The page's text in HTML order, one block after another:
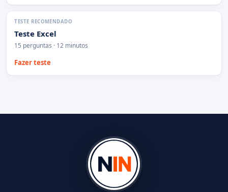
TESTE RECOMENDADO
Teste Excel
15 perguntas · 12 minutos
Fazer teste